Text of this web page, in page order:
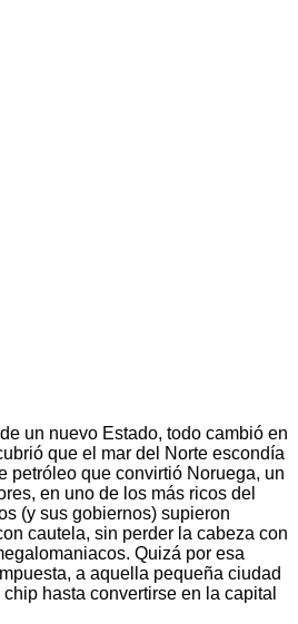
un nuevo Estado, todo cambió en
que el mar del Norte escondía
petróleo que convirtió Noruega, un
en uno de los más ricos del
(y sus gobiernos) supieron
cautela, sin perder la cabeza con
Quizá por esa
a aquella pequeña ciudad
hasta convertirse en la capital